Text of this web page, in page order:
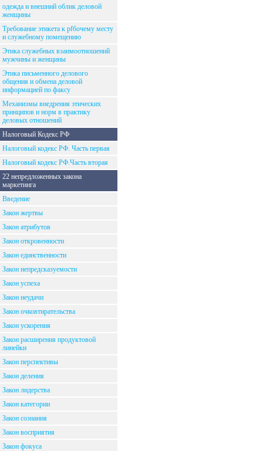
одежда и внешний облик деловой
женщины
Требование этикета к рfбочему месту
и служебному помещению
Этика служебных взаимоотношений
мужчины и женщины
Этика письменного делового
общения и обмена деловой
информацией по факсу
Механизмы внедрения этических
принципов и норм в практику
деловых отношений
Налоговый Кодекс РФ
Налоговый кодекс РФ. Часть первая
Налоговый кодекс РФ.Часть вторая
22 непредложенных закона
маркетинга
Введение
Закон жертвы
Закон атрибутов
Закон откровенности
Закон единственности
Закон непредсказуемости
Закон успеха
Закон неудачи
Закон очковтирательства
Закон ускорения
Закон расширения продуктовой
линейки
Закон перспективы
Закон деления
Закон лидерства
Закон категории
Закон сознания
Закон восприятия
Закон фокуса